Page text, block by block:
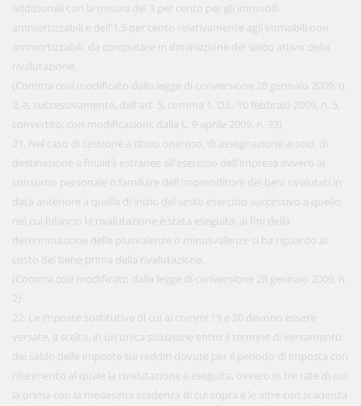
addizionali con la misura del 3 per cento per gli immobili
ammortizzabili e dell'1,5 per cento relativamente agli immobili non
ammortizzabili, da computare in diminuzione del saldo attivo della
rivalutazione.
(Comma così modificato dalla legge di conversione 28 gennaio 2009, n.
2, e, successivamente, dall'art. 5, comma 1, D.L. 10 febbraio 2009, n. 5,
convertito, con modificazioni, dalla L. 9 aprile 2009, n. 33)
21. Nel caso di cessione a titolo oneroso, di assegnazione ai soci, di
destinazione a finalità estranee all'esercizio dell'impresa ovvero al
consumo personale o familiare dell'imprenditore dei beni rivalutati in
data anteriore a quella di inizio del sesto esercizio successivo a quello
nel cui bilancio la rivalutazione è stata eseguita, ai fini della
determinazione delle plusvalenze o minusvalenze si ha riguardo al
costo del bene prima della rivalutazione.
(Comma così modificato dalla legge di conversione 28 gennaio 2009, n.
2)
22. Le imposte sostitutive di cui ai commi 19 e 20 devono essere
versate, a scelta, in un'unica soluzione entro il termine di versamento
del saldo delle imposte sui redditi dovute per il periodo di imposta con
riferimento al quale la rivalutazione è eseguita, ovvero in tre rate di cui
la prima con la medesima scadenza di cui sopra e le altre con scadenza